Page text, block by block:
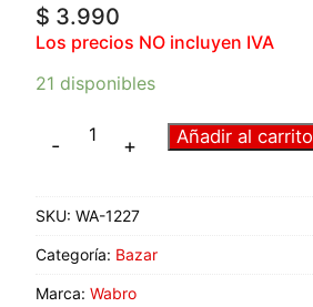
$ 3.990
Los precios NO incluyen IVA
21 disponibles
- + Añadir al carrito
SKU: WA-1227
Categoría: Bazar
Marca: Wabro